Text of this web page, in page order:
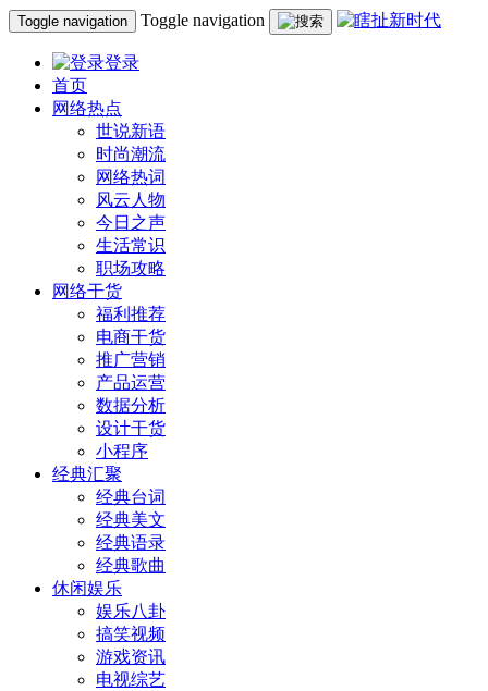
Toggle navigation Toggle navigation
登录
首页
网络热点
世说新语
时尚潮流
网络热词
风云人物
今日之声
生活常识
职场攻略
网络干货
福利推荐
电商干货
推广营销
产品运营
数据分析
设计干货
小程序
经典汇聚
经典台词
经典美文
经典语录
经典歌曲
休闲娱乐
娱乐八卦
搞笑视频
游戏资讯
电视综艺